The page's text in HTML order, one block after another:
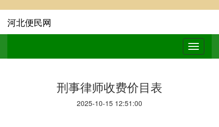
河北便民网
刑事律师收费价目表
2025-10-15 12:51:00